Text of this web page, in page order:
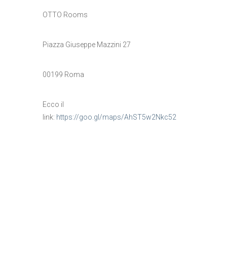
OTTO Rooms
Piazza Giuseppe Mazzini 27
00199 Roma
Ecco il
link: https://goo.gl/maps/AhST5w2Nkc52